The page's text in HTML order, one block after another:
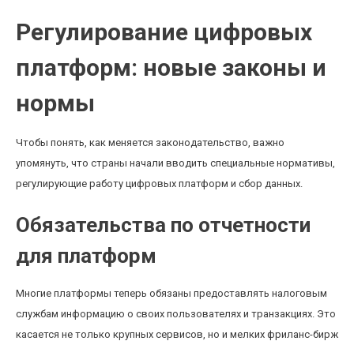
Регулирование цифровых
платформ: новые законы и
нормы
Чтобы понять, как меняется законодательство, важно
упомянуть, что страны начали вводить специальные нормативы,
регулирующие работу цифровых платформ и сбор данных.
Обязательства по отчетности
для платформ
Многие платформы теперь обязаны предоставлять налоговым
службам информацию о своих пользователях и транзакциях. Это
касается не только крупных сервисов, но и мелких фриланс-бирж